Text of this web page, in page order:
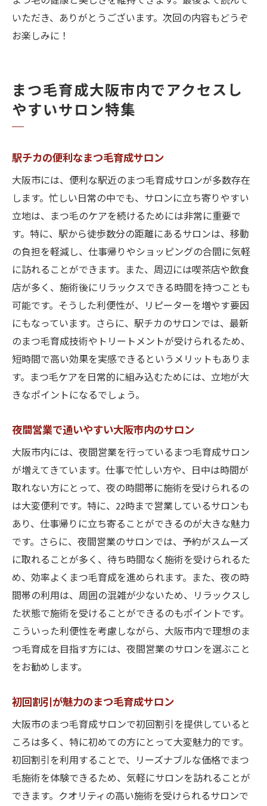
いただき、ありがとうございます。次回の内容もどうぞ
お楽しみに！
まつ毛育成大阪市内でアクセスし
やすいサロン特集
駅チカの便利なまつ毛育成サロン
大阪市には、便利な駅近のまつ毛育成サロンが多数存在
します。忙しい日常の中でも、サロンに立ち寄りやすい
立地は、まつ毛のケアを続けるためには非常に重要で
す。特に、駅から徒歩数分の距離にあるサロンは、移動
の負担を軽減し、仕事帰りやショッピングの合間に気軽
に訪れることができます。また、周辺には喫茶店や飲食
店が多く、施術後にリラックスできる時間を持つことも
可能です。そうした利便性が、リピーターを増やす要因
にもなっています。さらに、駅チカのサロンでは、最新
のまつ毛育成技術やトリートメントが受けられるため、
短時間で高い効果を実感できるというメリットもありま
す。まつ毛ケアを日常的に組み込むためには、立地が大
きなポイントになるでしょう。
夜間営業で通いやすい大阪市内のサロン
大阪市内には、夜間営業を行っているまつ毛育成サロン
が増えてきています。仕事で忙しい方や、日中は時間が
取れない方にとって、夜の時間帯に施術を受けられるの
は大変便利です。特に、22時まで営業しているサロンも
あり、仕事帰りに立ち寄ることができるのが大きな魅力
です。さらに、夜間営業のサロンでは、予約がスムーズ
に取れることが多く、待ち時間なく施術を受けられるた
め、効率よくまつ毛育成を進められます。また、夜の時
間帯の利用は、周囲の混雑が少ないため、リラックスし
た状態で施術を受けることができるのもポイントです。
こういった利便性を考慮しながら、大阪市内で理想のま
つ毛育成を目指す方には、夜間営業のサロンを選ぶこと
をお勧めします。
初回割引が魅力のまつ毛育成サロン
大阪市のまつ毛育成サロンで初回割引を提供していると
ころは多く、特に初めての方にとって大変魅力的です。
初回割引を利用することで、リーズナブルな価格でまつ
毛施術を体験できるため、気軽にサロンを訪れることが
できます。クオリティの高い施術を受けられるサロンで